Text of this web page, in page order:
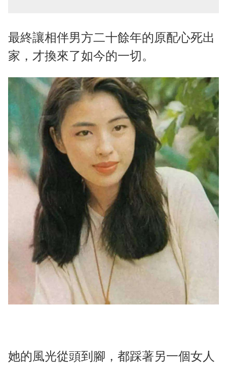
最終讓相伴男方二十餘年的原配心死出
家，才換來了如今的一切。
她的風光從頭到腳，都踩著另一個女人